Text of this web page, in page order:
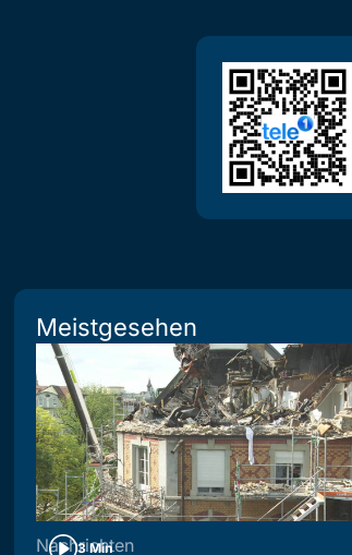
Meistgesehen
3 Min
Nachrichten